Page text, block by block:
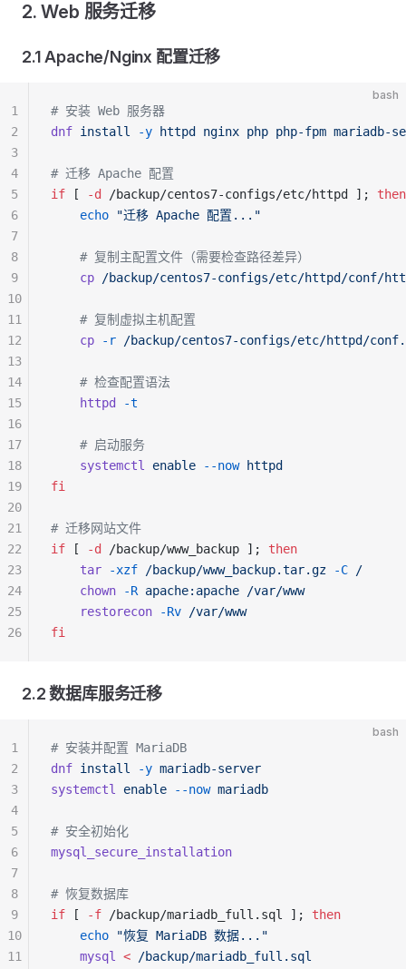
2. Web 服务迁移
2.1 Apache/Nginx 配置迁移
bash
# 安装 Web 服务器
dnf install -y httpd nginx php php-fpm mariadb-
# 迁移 Apache 配置
if [ -d /backup/centos7-configs/etc/httpd ]; then
    echo
"迁移 Apache 配置..."
    # 复制主配置文件（需要检查路径差异）
    cp
/backup/centos7-configs/etc/httpd/conf/
    # 复制虚拟主机配置
    cp
-r /backup/centos7-configs/etc/httpd/
    # 检查配置语法
    httpd
-t
    # 启动服务
    systemctl
enable --now httpd
fi
# 迁移网站文件
if [ -d /backup/www_backup ]; then
    tar
-xzf /backup/www_backup.tar.gz -C /
    chown
-R apache:apache /var/www
    restorecon
-Rv /var/www
fi
1
2
3
4
5
6
7
8
9
10
11
12
13
14
15
16
17
18
19
20
21
22
23
24
25
26
2.2 数据库服务迁移
bash
# 安装并配置 MariaDB
dnf install -y mariadb-server
systemctl
enable --now mariadb
# 安全初始化
mysql_secure_installation
# 恢复数据库
if [ -f /backup/mariadb_full.sql ]; then
    echo
"恢复 MariaDB 数据..."
    mysql
< /backup/mariadb_full.sql
1
2
3
4
5
6
7
8
9
10
11